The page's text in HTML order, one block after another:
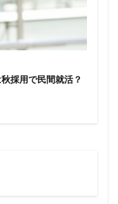
採用で民間就活？